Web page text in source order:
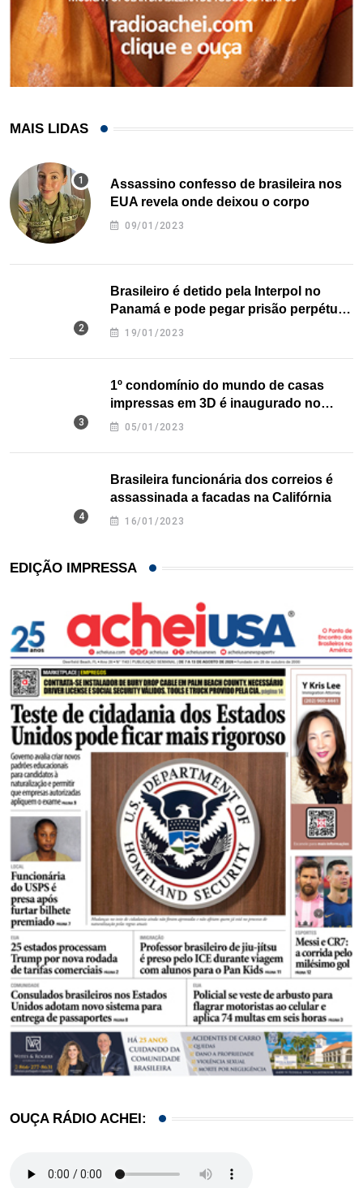
MAIS LIDAS
Assassino confesso de brasileira nos
EUA revela onde deixou o corpo
09/01/2023
Brasileiro é detido pela Interpol no
Panamá e pode pegar prisão perpétua
nos EUA
19/01/2023
1º condomínio do mundo de casas
impressas em 3D é inaugurado no
Texas
05/01/2023
Brasileira funcionária dos correios é
assassinada a facadas na Califórnia
16/01/2023
EDIÇÃO IMPRESSA
OUÇA RÁDIO ACHEI: